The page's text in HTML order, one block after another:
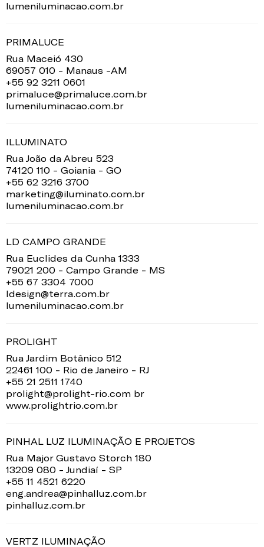
lumeniluminacao.com.br
PRIMALUCE
Rua Maceió 430
69057 010 - Manaus -AM
+55 92 3211 0601
primaluce@primaluce.com.br
lumeniluminacao.com.br
ILLUMINATO
Rua João da Abreu 523
74120 110 - Goiania - GO
+55 62 3216 3700
marketing@iluminato.com.br
lumeniluminacao.com.br
LD CAMPO GRANDE
Rua Euclides da Cunha 1333
79021 200 - Campo Grande - MS
+55 67 3304 7000
ldesign@terra.com.br
lumeniluminacao.com.br
PROLIGHT
Rua Jardim Botânico 512
22461 100 - Rio de Janeiro - RJ
+55 21 2511 1740
prolight@prolight-rio.com br
www.prolightrio.com.br
PINHAL LUZ ILUMINAÇÃO E PROJETOS
Rua Major Gustavo Storch 180
13209 080 - Jundiaí - SP
+55 11 4521 6220
eng.andrea@pinhalluz.com.br
pinhalluz.com.br
VERTZ ILUMINAÇÃO